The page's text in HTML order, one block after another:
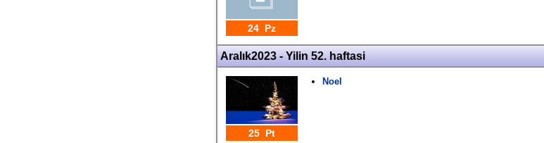
24 Pz
Aralık2023 - Yilin 52. haftasi
25 Pt
Noel